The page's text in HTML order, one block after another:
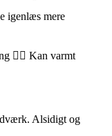
igenlæs mere
👌🏼 Kan varmt
Alsidigt og